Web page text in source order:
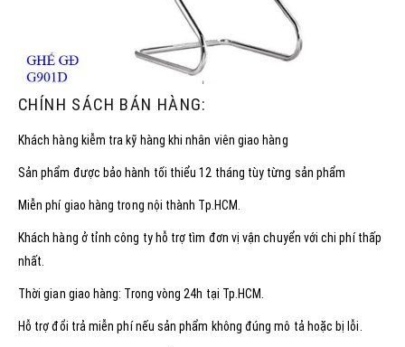
CHÍNH SÁCH BÁN HÀNG:
Khách hàng kiễm tra kỹ hàng khi nhân viên giao hàng
Sản phẩm được bảo hành tối thiểu 12 tháng tùy từng sản phẩm
Miễn phí giao hàng trong nội thành Tp.HCM.
Khách hàng ở tỉnh công ty hỗ trợ tìm đơn vị vận chuyển với chi phí thấp
nhất.
Thời gian giao hàng: Trong vòng 24h tại Tp.HCM.
Hỗ trợ đổi trả miễn phí nếu sản phẩm không đúng mô tả hoặc bị lỗi.